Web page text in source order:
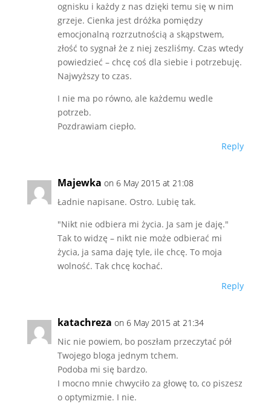
ognisku i każdy z nas dzięki temu się w nim
grzeje. Cienka jest dróżka pomiędzy
emocjonalną rozrzutnością a skąpstwem,
złość to sygnał że z niej zeszliśmy. Czas wtedy
powiedzieć – chcę coś dla siebie i potrzebuję.
Najwyższy to czas.
I nie ma po równo, ale każdemu wedle
potrzeb.
Pozdrawiam ciepło.
Reply
Majewka on 6 May 2015 at 21:08
Ładnie napisane. Ostro. Lubię tak.
"Nikt nie odbiera mi życia. Ja sam je daję."
Tak to widzę – nikt nie może odbierać mi
życia, ja sama daję tyle, ile chcę. To moja
wolność. Tak chcę kochać.
Reply
katachreza on 6 May 2015 at 21:34
Nic nie powiem, bo poszłam przeczytać pół
Twojego bloga jednym tchem.
Podoba mi się bardzo.
I mocno mnie chwyciło za głowę to, co piszesz
o optymizmie. I nie.